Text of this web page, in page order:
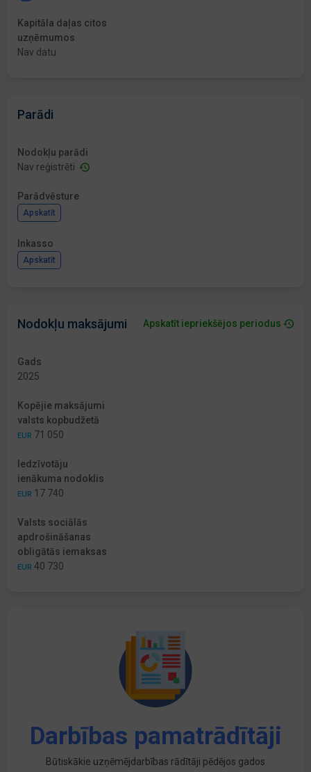
Kapitāla daļas citos
uzņēmumos
Nav datu
Parādi
Nodokļu parādi
Nav reģistrēti
Parādvēsture
Apskatīt
Inkasso
Apskatīt
Nodokļu maksājumi Apskatīt iepriekšējos periodus
Gads
2025
Kopējie maksājumi
valsts kopbudžetā
EUR 71 050
Iedzīvotāju
ienākuma nodoklis
EUR 17 740
Valsts sociālās
apdrošināšanas
obligātās iemaksas
EUR 40 730
Darbības pamatrādītāji
Būtiskākie uzņēmējdarbības rādītāji pēdējos gados